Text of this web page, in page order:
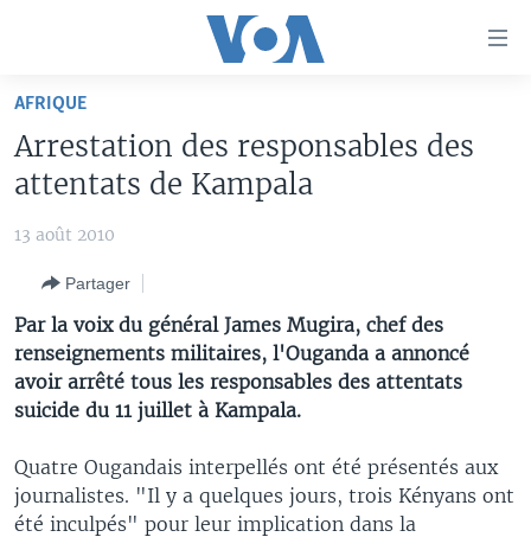
principal
Retour
navigation
Retour
recherche
SPORT
WASHINGTON FORUM
CORRESPONDANT VOA
FOCUS SAHEL
REPORTAGES
VOUS + NOUS
CARNET DE SANTÉ
À VOTRE AVIS
VOTRE SANTÉ VOTRE AVENIR
LE MONDE AU FÉMININ
L'AMÉRIQUE ET VOUS
DIALOGUE DES RELIGIONS
RM SHOW
BAMBARA
FULFULDE
LINGALA
SANGO
Apprenez L'anglais
SUIVEZ-NOUS
Langues
AFRIQUE
Arrestation des responsables des
attentats de Kampala
13 août 2010
Partager
Par la voix du général James Mugira, chef des
renseignements militaires, l'Ouganda a annoncé
avoir arrêté tous les responsables des attentats
suicide du 11 juillet à Kampala.
Quatre Ougandais interpellés ont été présentés aux
journalistes. "Il y a quelques jours, trois Kényans ont
été inculpés" pour leur implication dans la